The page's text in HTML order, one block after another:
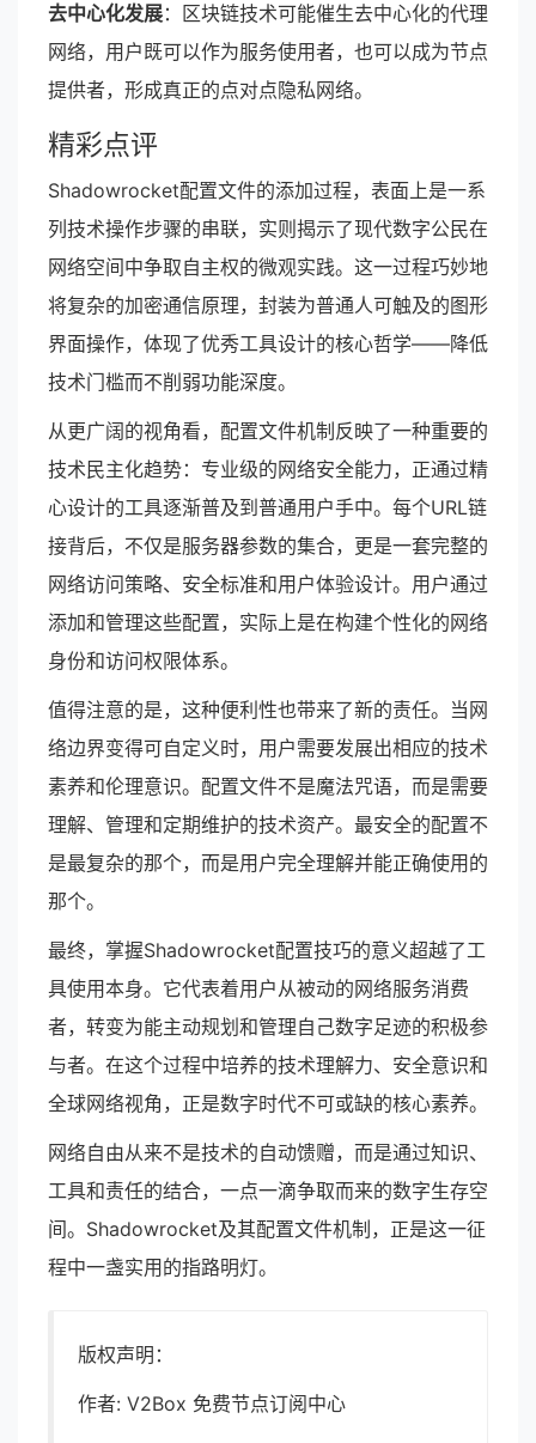
去中心化发展：区块链技术可能催生去中心化的代理
网络，用户既可以作为服务使用者，也可以成为节点
提供者，形成真正的点对点隐私网络。
精彩点评
Shadowrocket配置文件的添加过程，表面上是一系
列技术操作步骤的串联，实则揭示了现代数字公民在
网络空间中争取自主权的微观实践。这一过程巧妙地
将复杂的加密通信原理，封装为普通人可触及的图形
界面操作，体现了优秀工具设计的核心哲学——降低
技术门槛而不削弱功能深度。
从更广阔的视角看，配置文件机制反映了一种重要的
技术民主化趋势：专业级的网络安全能力，正通过精
心设计的工具逐渐普及到普通用户手中。每个URL链
接背后，不仅是服务器参数的集合，更是一套完整的
网络访问策略、安全标准和用户体验设计。用户通过
添加和管理这些配置，实际上是在构建个性化的网络
身份和访问权限体系。
值得注意的是，这种便利性也带来了新的责任。当网
络边界变得可自定义时，用户需要发展出相应的技术
素养和伦理意识。配置文件不是魔法咒语，而是需要
理解、管理和定期维护的技术资产。最安全的配置不
是最复杂的那个，而是用户完全理解并能正确使用的
那个。
最终，掌握Shadowrocket配置技巧的意义超越了工
具使用本身。它代表着用户从被动的网络服务消费
者，转变为能主动规划和管理自己数字足迹的积极参
与者。在这个过程中培养的技术理解力、安全意识和
全球网络视角，正是数字时代不可或缺的核心素养。
网络自由从来不是技术的自动馈赠，而是通过知识、
工具和责任的结合，一点一滴争取而来的数字生存空
间。Shadowrocket及其配置文件机制，正是这一征
程中一盏实用的指路明灯。
版权声明：
作者: V2Box 免费节点订阅中心